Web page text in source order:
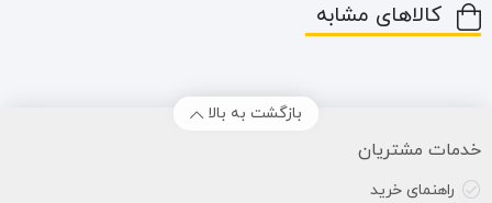
کالاهای مشابه
بازگشت به بالا
خدمات مشتریان
راهنمای خرید